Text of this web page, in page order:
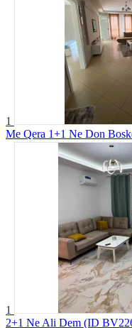
1
Me Qera 1+1 Ne Don
1
2+1 Ne Ali Dem (ID